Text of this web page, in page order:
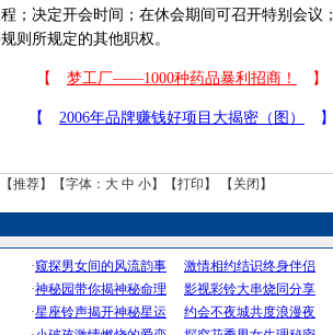
；决定开会时间；在休会期间可召开特别会议；
则所规定的其他职权。
推荐】【字体： 大 中 小】【打印 】 【 关闭 】